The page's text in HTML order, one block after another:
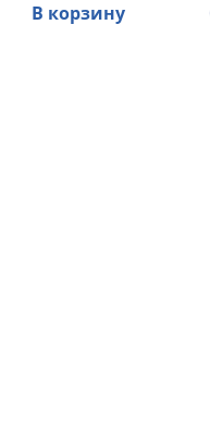
В корзину